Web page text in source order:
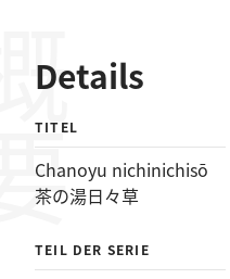
Details
TITEL
Chanoyu nichinichisō
茶の湯日々草
TEIL DER SERIE